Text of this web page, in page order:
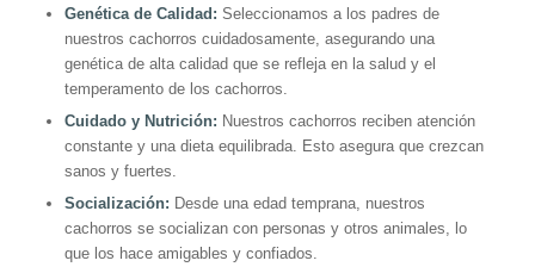
Genética de Calidad: Seleccionamos a los padres de
nuestros cachorros cuidadosamente, asegurando una
genética de alta calidad que se refleja en la salud y el
temperamento de los cachorros.
Cuidado y Nutrición: Nuestros cachorros reciben atención
constante y una dieta equilibrada. Esto asegura que crezcan
sanos y fuertes.
Socialización: Desde una edad temprana, nuestros
cachorros se socializan con personas y otros animales, lo
que los hace amigables y confiados.